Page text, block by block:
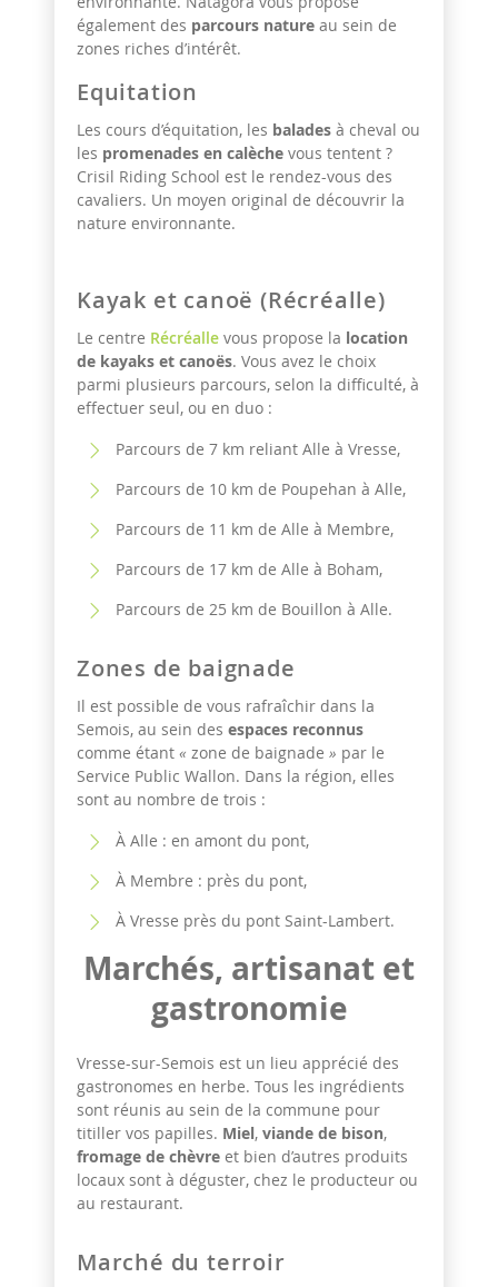
également des parcours nature au sein de
zones riches d’intérêt.
Equitation
Les cours d’équitation, les balades à cheval ou
les promenades en calèche vous tentent ?
Crisil Riding School est le rendez-vous des
cavaliers. Un moyen original de découvrir la
nature environnante.
Kayak et canoë (Récréalle)
Le centre Récréalle vous propose la location
de kayaks et canoës. Vous avez le choix
parmi plusieurs parcours, selon la difficulté, à
effectuer seul, ou en duo :
Parcours de 7 km reliant Alle à Vresse,
Parcours de 10 km de Poupehan à Alle,
Parcours de 11 km de Alle à Membre,
Parcours de 17 km de Alle à Boham,
Parcours de 25 km de Bouillon à Alle.
Zones de baignade
Il est possible de vous rafraîchir dans la
Semois, au sein des espaces reconnus
comme étant « zone de baignade » par le
Service Public Wallon. Dans la région, elles
sont au nombre de trois :
À Alle : en amont du pont,
À Membre : près du pont,
À Vresse près du pont Saint-Lambert.
Marchés, artisanat et
gastronomie
Vresse-sur-Semois est un lieu apprécié des
gastronomes en herbe. Tous les ingrédients
sont réunis au sein de la commune pour
titiller vos papilles. Miel, viande de bison,
fromage de chèvre et bien d’autres produits
locaux sont à déguster, chez le producteur ou
au restaurant.
Marché du terroir